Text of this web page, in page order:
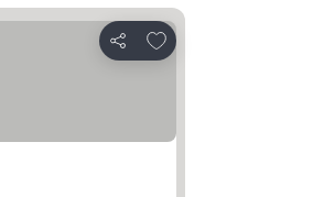
Sdílet
Přidat na seznam